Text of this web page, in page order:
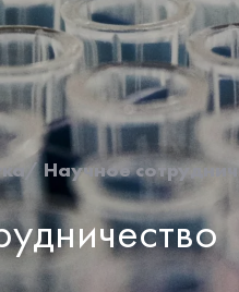
Научное